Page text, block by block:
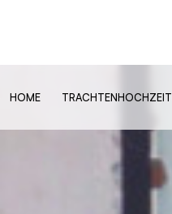
HOME TRACHTENHOCHZEIT